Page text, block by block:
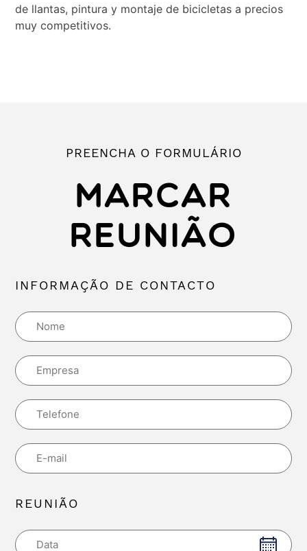
de llantas, pintura y montaje de bicicletas a precios
muy competitivos.
PREENCHA O FORMULÁRIO
MARCAR
REUNIÃO
INFORMAÇÃO DE CONTACTO
REUNIÃO